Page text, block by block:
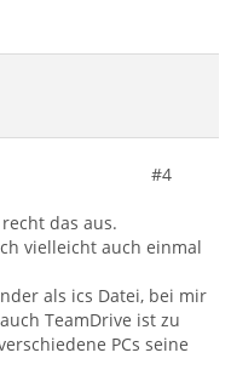
#4
das aus.
vielleicht auch einmal
als ics Datei, bei mir
TeamDrive ist zu
PCs seine